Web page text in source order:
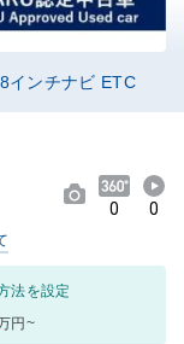
インチナビ ETC
0 0
法を設定
円~